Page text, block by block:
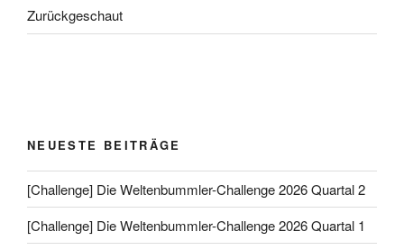
Zurückgeschaut
NEUESTE BEITRÄGE
[Challenge] Die Weltenbummler-Challenge 2026 Quartal 2
[Challenge] Die Weltenbummler-Challenge 2026 Quartal 1